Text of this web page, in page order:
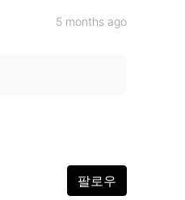
5 months ago
팔로우